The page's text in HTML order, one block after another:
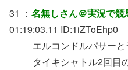
31 ： 名無しさん＠実況で競
01:19:03.11 ID:1iZToEhp0
エルコンドルパサー
タイキシャトル2回目